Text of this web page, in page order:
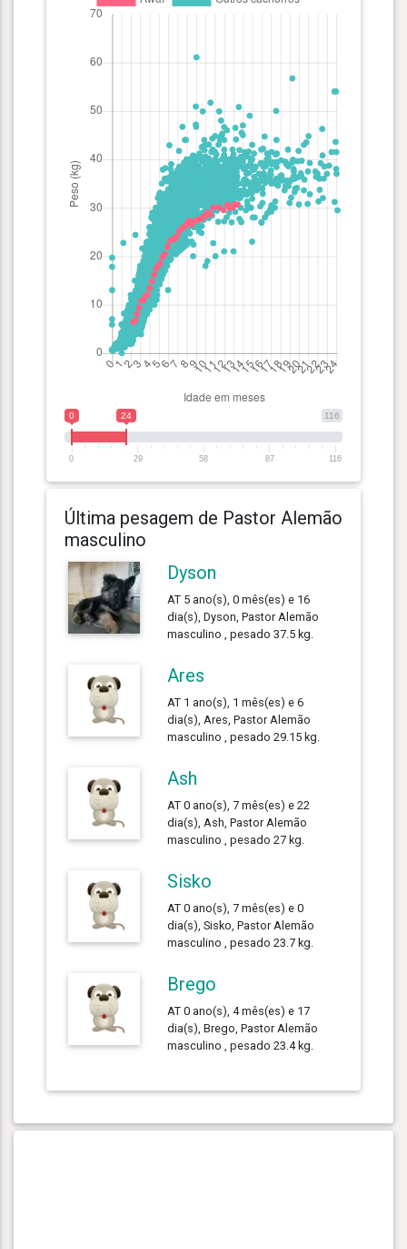
116
0 24
0 29 58 87 116
Última pesagem de Pastor Alemão
masculino
Dyson
AT 5 ano(s), 0 mês(es) e 16
dia(s), Dyson, Pastor Alemão
masculino , pesado 37.5 kg.
Ares
AT 1 ano(s), 1 mês(es) e 6
dia(s), Ares, Pastor Alemão
masculino , pesado 29.15 kg.
Ash
AT 0 ano(s), 7 mês(es) e 22
dia(s), Ash, Pastor Alemão
masculino , pesado 27 kg.
Sisko
AT 0 ano(s), 7 mês(es) e 0
dia(s), Sisko, Pastor Alemão
masculino , pesado 23.7 kg.
Brego
AT 0 ano(s), 4 mês(es) e 17
dia(s), Brego, Pastor Alemão
masculino , pesado 23.4 kg.